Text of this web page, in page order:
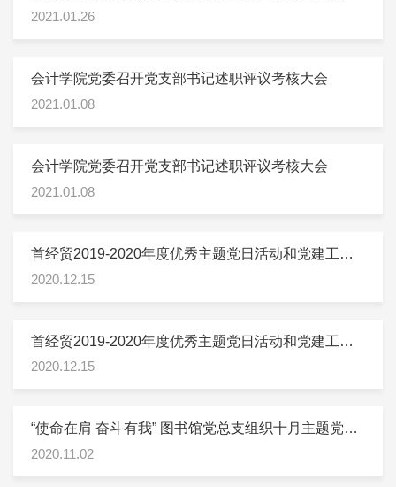
我校驻村第一书记
2021.01.26
会计学院党委召开党支部书记述职评议考核大会
2021.01.08
会计学院党委召开党支部书记述职评议考核大会
2021.01.08
首经贸2019-2020年度优秀主题党日活动和党建工作
创新创优项目评选揭晓
2020.12.15
首经贸2019-2020年度优秀主题党日活动和党建工作
创新创优项目评选揭晓
2020.12.15
“使命在肩 奋斗有我” 图书馆党总支组织十月主题党日
活动
2020.11.02